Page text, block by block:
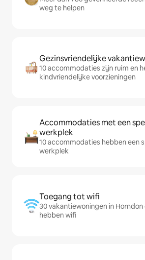
weg te helpen
Gezinsvriendelijke
10 accommodaties zijn ruim en
kindvriendelijke voorzieningen
Accommodaties met een
werkplek
10 accommodaties hebben een
werkplek
Toegang tot wifi
30 vakantiewoningen in Horndon
hebben wifi